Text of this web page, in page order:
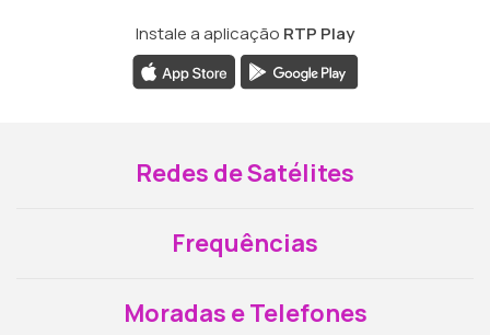
Instale a aplicação RTP Play
Redes de Satélites
Frequências
Moradas e Telefones